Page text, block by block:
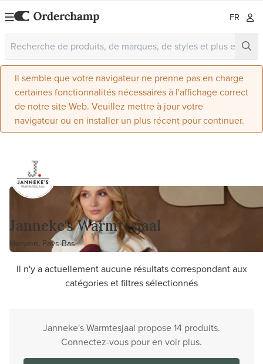
FR
Il semble que votre navigateur ne prenne pas en charge
certaines fonctionnalités nécessaires à l'affichage correct
de notre site Web. Veuillez mettre à jour votre
navigateur ou en installer un plus récent pour continuer.
Janneke's Warmtesjaal
Herwen, Pays-Bas
Il n'y a actuellement aucune résultats correspondant aux
catégories et filtres sélectionnés
Janneke's Warmtesjaal propose 14 produits.
Connectez-vous pour en voir plus.